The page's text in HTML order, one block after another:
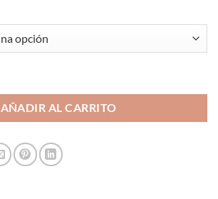
AÑADIR AL CARRITO